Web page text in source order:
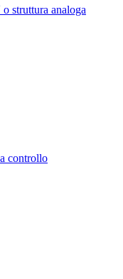
struttura analoga
controllo